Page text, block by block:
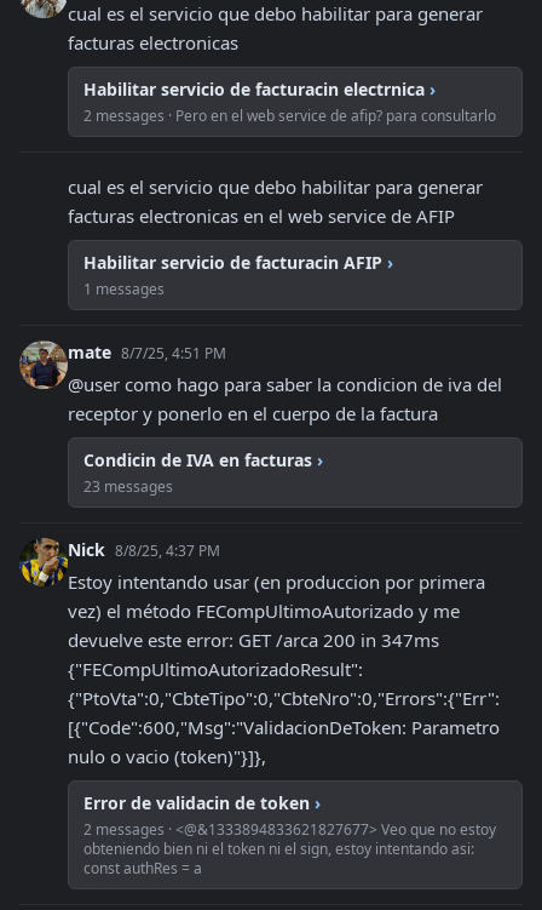
cual es el servicio que debo habilitar para generar
facturas electronicas
Habilitar servicio de facturacin electrnica ›
2 messages · Pero en el web service de afip? para consultarlo
cual es el servicio que debo habilitar para generar
facturas electronicas en el web service de AFIP
Habilitar servicio de facturacin AFIP ›
1 messages
mate 8/7/25, 4:51 PM
@user como hago para saber la condicion de iva del
receptor y ponerlo en el cuerpo de la factura
Condicin de IVA en facturas ›
23 messages
Nick 8/8/25, 4:37 PM
Estoy intentando usar (en produccion por primera
vez) el método FECompUltimoAutorizado y me
devuelve este error: GET /arca 200 in 347ms
{"FECompUltimoAutorizadoResult":
{"PtoVta":0,"CbteTipo":0,"CbteNro":0,"Errors":{"Err":
[{"Code":600,"Msg":"ValidacionDeToken: Parametro
nulo o vacio (token)"}]},
Error de validacin de token ›
2 messages · <@&1333894833621827677> Veo que no estoy
obteniendo bien ni el token ni el sign, estoy intentando asi:
const authRes = a